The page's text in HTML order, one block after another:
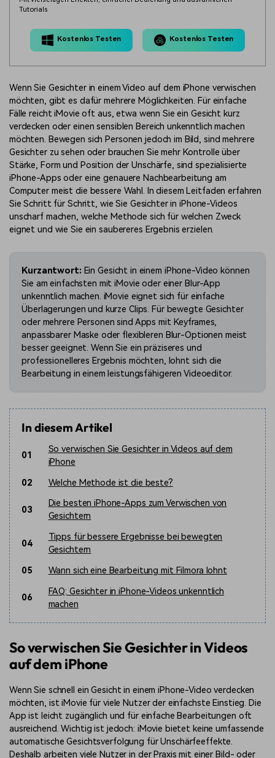
Tutorials
Kostenlos Testen Kostenlos Testen
Wenn Sie Gesichter in einem Video auf dem iPhone verwischen
möchten, gibt es dafür mehrere Möglichkeiten. Für einfache
Fälle reicht iMovie oft aus, etwa wenn Sie ein Gesicht kurz
verdecken oder einen sensiblen Bereich unkenntlich machen
möchten. Bewegen sich Personen jedoch im Bild, sind mehrere
Gesichter zu sehen oder brauchen Sie mehr Kontrolle über
Stärke, Form und Position der Unschärfe, sind spezialisierte
iPhone-Apps oder eine genauere Nachbearbeitung am
Computer meist die bessere Wahl. In diesem Leitfaden erfahren
Sie Schritt für Schritt, wie Sie Gesichter in iPhone-Videos
unscharf machen, welche Methode sich für welchen Zweck
eignet und wie Sie ein saubereres Ergebnis erzielen.
Kurzantwort: Ein Gesicht in einem iPhone-Video können
Sie am einfachsten mit iMovie oder einer Blur-App
unkenntlich machen. iMovie eignet sich für einfache
Überlagerungen und kurze Clips. Für bewegte Gesichter
oder mehrere Personen sind Apps mit Keyframes,
anpassbarer Maske oder flexibleren Blur-Optionen meist
besser geeignet. Wenn Sie ein präziseres und
professionelleres Ergebnis möchten, lohnt sich die
Bearbeitung in einem leistungsfähigeren Videoeditor.
In diesem Artikel
01
So verwischen Sie Gesichter in Videos auf dem
iPhone
02
Welche Methode ist die beste?
03
Die besten iPhone-Apps zum Verwischen von
Gesichtern
04
Tipps für bessere Ergebnisse bei bewegten
Gesichtern
05
Wann sich eine Bearbeitung mit Filmora lohnt
06
FAQ: Gesichter in iPhone-Videos unkenntlich
machen
So verwischen Sie Gesichter in Videos
auf dem iPhone
Wenn Sie schnell ein Gesicht in einem iPhone-Video verdecken
möchten, ist iMovie für viele Nutzer der einfachste Einstieg. Die
App ist leicht zugänglich und für einfache Bearbeitungen oft
ausreichend. Wichtig ist jedoch: iMovie bietet keine umfassende
automatische Gesichtsverfolgung für Unschärfeeffekte.
Deshalb arbeiten viele Nutzer in der Praxis mit einer Bild- oder